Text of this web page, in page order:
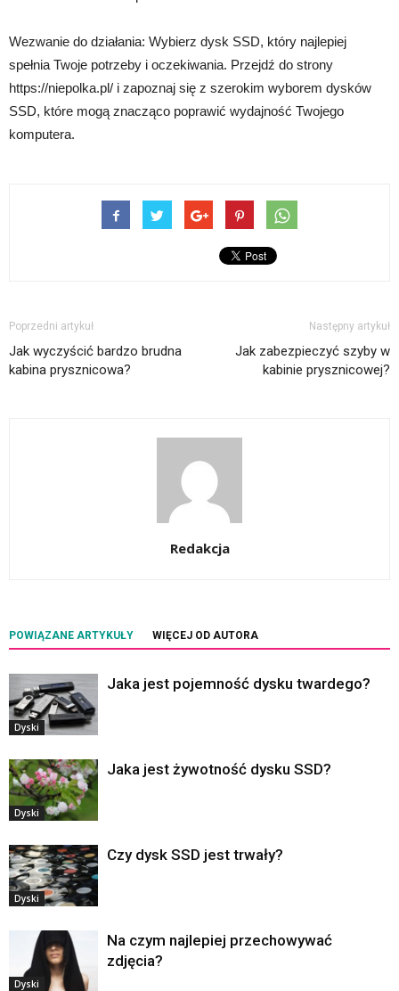
Wezwanie do działania: Wybierz dysk SSD, który najlepiej
spełnia Twoje potrzeby i oczekiwania. Przejdź do strony
https://niepolka.pl/ i zapoznaj się z szerokim wyborem dysków
SSD, które mogą znacząco poprawić wydajność Twojego
komputera.
Poprzedni artykuł
Jak wyczyścić bardzo brudna
kabina prysznicowa?
Następny artykuł
Jak zabezpieczyć szyby w
kabinie prysznicowej?
Redakcja
POWIĄZANE ARTYKUŁY WIĘCEJ OD AUTORA
Dyski
Jaka jest pojemność dysku twardego?
Dyski
Jaka jest żywotność dysku SSD?
Dyski
Czy dysk SSD jest trwały?
Dyski
Na czym najlepiej przechowywać
zdjęcia?